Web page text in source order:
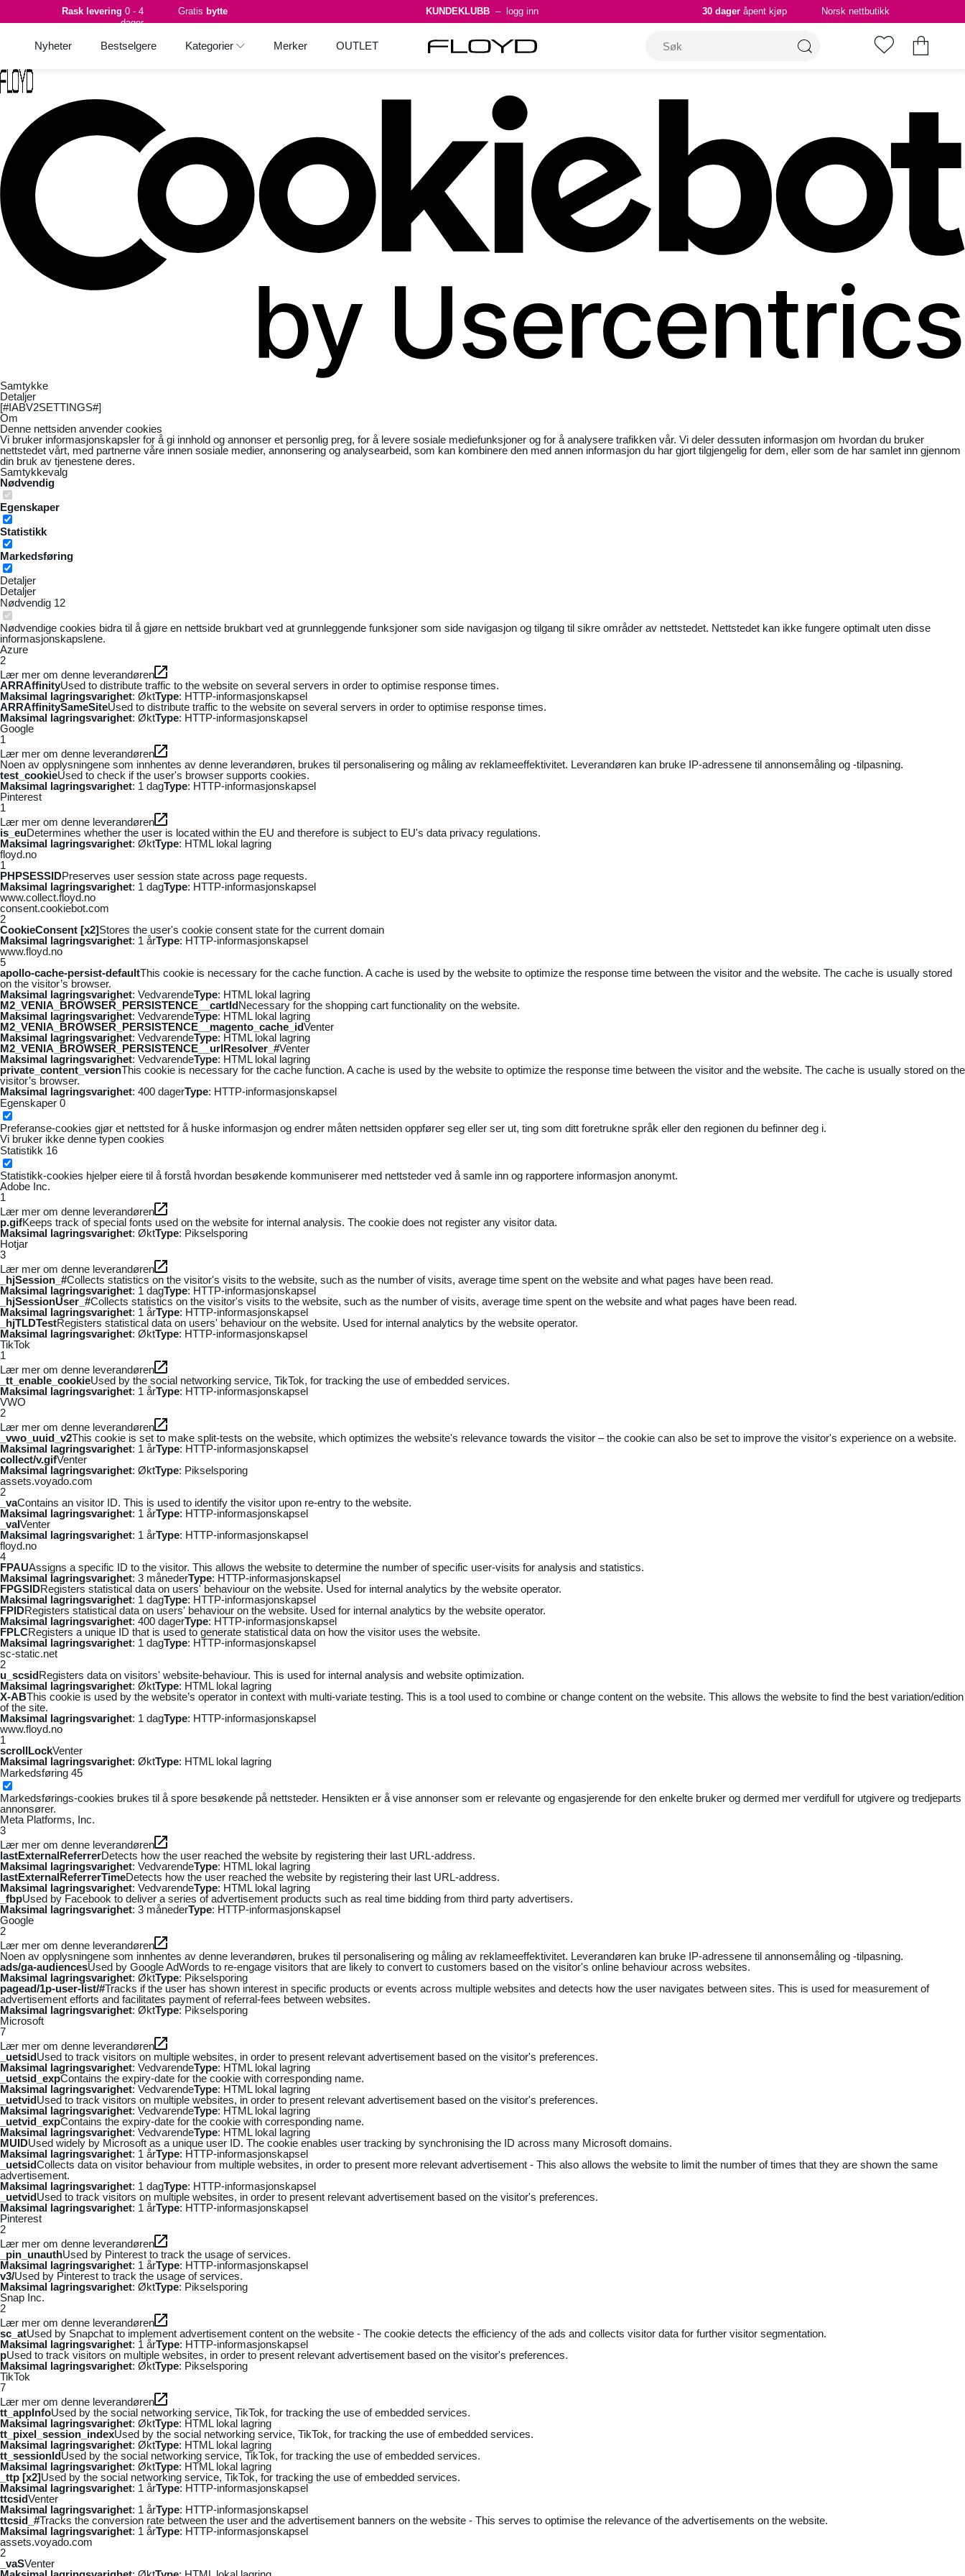
Samtykke
Detaljer
[#IABV2SETTINGS#]
Om
Denne nettsiden anvender cookies
Vi bruker informasjonskapsler for å gi innhold og annonser et personlig preg, for å levere sosiale mediefunksjoner og for å analysere trafikken vår. Vi deler dessuten informasjon om hvordan du bruker
nettstedet vårt, med partnerne våre innen sosiale medier, annonsering og analysearbeid, som kan kombinere den med annen informasjon du har gjort tilgjengelig for dem, eller som de har samlet inn gjennom
din bruk av tjenestene deres.
Samtykkevalg
Nødvendig
Egenskaper
Statistikk
Markedsføring
Detaljer
Detaljer
Nødvendig 12
Nødvendige cookies bidra til å gjøre en nettside brukbart ved at grunnleggende funksjoner som side navigasjon og tilgang til sikre områder av nettstedet. Nettstedet kan ikke fungere optimalt uten disse
informasjonskapslene.
Azure
2
Lær mer om denne leverandøren
ARRAffinityUsed to distribute traffic to the website on several servers in order to optimise response times.
Maksimal lagringsvarighet: ØktType: HTTP-informasjonskapsel
ARRAffinitySameSiteUsed to distribute traffic to the website on several servers in order to optimise response times.
Maksimal lagringsvarighet: ØktType: HTTP-informasjonskapsel
Google
1
Lær mer om denne leverandøren
Noen av opplysningene som innhentes av denne leverandøren, brukes til personalisering og måling av reklameeffektivitet. Leverandøren kan bruke IP-adressene til annonsemåling og -tilpasning.
test_cookieUsed to check if the user's browser supports cookies.
Maksimal lagringsvarighet: 1 dagType: HTTP-informasjonskapsel
Pinterest
1
Lær mer om denne leverandøren
is_euDetermines whether the user is located within the EU and therefore is subject to EU's data privacy regulations.
Maksimal lagringsvarighet: ØktType: HTML lokal lagring
floyd.no
1
PHPSESSIDPreserves user session state across page requests.
Maksimal lagringsvarighet: 1 dagType: HTTP-informasjonskapsel
www.collect.floyd.no
consent.cookiebot.com
2
CookieConsent [x2]Stores the user's cookie consent state for the current domain
Maksimal lagringsvarighet: 1 årType: HTTP-informasjonskapsel
www.floyd.no
5
apollo-cache-persist-defaultThis cookie is necessary for the cache function. A cache is used by the website to optimize the response time between the visitor and the website. The cache is usually stored
on the visitor’s browser.
Maksimal lagringsvarighet: VedvarendeType: HTML lokal lagring
M2_VENIA_BROWSER_PERSISTENCE__cartIdNecessary for the shopping cart functionality on the website.
Maksimal lagringsvarighet: VedvarendeType: HTML lokal lagring
M2_VENIA_BROWSER_PERSISTENCE__magento_cache_idVenter
Maksimal lagringsvarighet: VedvarendeType: HTML lokal lagring
M2_VENIA_BROWSER_PERSISTENCE__urlResolver_#Venter
Maksimal lagringsvarighet: VedvarendeType: HTML lokal lagring
private_content_versionThis cookie is necessary for the cache function. A cache is used by the website to optimize the response time between the visitor and the website. The cache is usually stored on the
visitor’s browser.
Maksimal lagringsvarighet: 400 dagerType: HTTP-informasjonskapsel
Egenskaper 0
Preferanse-cookies gjør et nettsted for å huske informasjon og endrer måten nettsiden oppfører seg eller ser ut, ting som ditt foretrukne språk eller den regionen du befinner deg i.
Vi bruker ikke denne typen cookies
Statistikk 16
Statistikk-cookies hjelper eiere til å forstå hvordan besøkende kommuniserer med nettsteder ved å samle inn og rapportere informasjon anonymt.
Adobe Inc.
1
Lær mer om denne leverandøren
p.gifKeeps track of special fonts used on the website for internal analysis. The cookie does not register any visitor data.
Maksimal lagringsvarighet: ØktType: Pikselsporing
Hotjar
3
Lær mer om denne leverandøren
_hjSession_#Collects statistics on the visitor's visits to the website, such as the number of visits, average time spent on the website and what pages have been read.
Maksimal lagringsvarighet: 1 dagType: HTTP-informasjonskapsel
_hjSessionUser_#Collects statistics on the visitor's visits to the website, such as the number of visits, average time spent on the website and what pages have been read.
Maksimal lagringsvarighet: 1 årType: HTTP-informasjonskapsel
_hjTLDTestRegisters statistical data on users' behaviour on the website. Used for internal analytics by the website operator.
Maksimal lagringsvarighet: ØktType: HTTP-informasjonskapsel
TikTok
1
Lær mer om denne leverandøren
_tt_enable_cookieUsed by the social networking service, TikTok, for tracking the use of embedded services.
Maksimal lagringsvarighet: 1 årType: HTTP-informasjonskapsel
VWO
2
Lær mer om denne leverandøren
_vwo_uuid_v2This cookie is set to make split-tests on the website, which optimizes the website's relevance towards the visitor – the cookie can also be set to improve the visitor's experience on a website.
Maksimal lagringsvarighet: 1 årType: HTTP-informasjonskapsel
collect/v.gifVenter
Maksimal lagringsvarighet: ØktType: Pikselsporing
assets.voyado.com
2
_vaContains an visitor ID. This is used to identify the visitor upon re-entry to the website.
Maksimal lagringsvarighet: 1 årType: HTTP-informasjonskapsel
_vaIVenter
Maksimal lagringsvarighet: 1 årType: HTTP-informasjonskapsel
floyd.no
4
FPAUAssigns a specific ID to the visitor. This allows the website to determine the number of specific user-visits for analysis and statistics.
Maksimal lagringsvarighet: 3 månederType: HTTP-informasjonskapsel
FPGSIDRegisters statistical data on users' behaviour on the website. Used for internal analytics by the website operator.
Maksimal lagringsvarighet: 1 dagType: HTTP-informasjonskapsel
FPIDRegisters statistical data on users' behaviour on the website. Used for internal analytics by the website operator.
Maksimal lagringsvarighet: 400 dagerType: HTTP-informasjonskapsel
FPLCRegisters a unique ID that is used to generate statistical data on how the visitor uses the website.
Maksimal lagringsvarighet: 1 dagType: HTTP-informasjonskapsel
sc-static.net
2
u_scsidRegisters data on visitors' website-behaviour. This is used for internal analysis and website optimization.
Maksimal lagringsvarighet: ØktType: HTML lokal lagring
X-ABThis cookie is used by the website’s operator in context with multi-variate testing. This is a tool used to combine or change content on the website. This allows the website to find the best variation/edition
of the site.
Maksimal lagringsvarighet: 1 dagType: HTTP-informasjonskapsel
www.floyd.no
1
scrollLockVenter
Maksimal lagringsvarighet: ØktType: HTML lokal lagring
Markedsføring 45
Markedsførings-cookies brukes til å spore besøkende på nettsteder. Hensikten er å vise annonser som er relevante og engasjerende for den enkelte bruker og dermed mer verdifull for utgivere og tredjeparts
annonsører.
Meta Platforms, Inc.
3
Lær mer om denne leverandøren
lastExternalReferrerDetects how the user reached the website by registering their last URL-address.
Maksimal lagringsvarighet: VedvarendeType: HTML lokal lagring
lastExternalReferrerTimeDetects how the user reached the website by registering their last URL-address.
Maksimal lagringsvarighet: VedvarendeType: HTML lokal lagring
_fbpUsed by Facebook to deliver a series of advertisement products such as real time bidding from third party advertisers.
Maksimal lagringsvarighet: 3 månederType: HTTP-informasjonskapsel
Google
2
Lær mer om denne leverandøren
Noen av opplysningene som innhentes av denne leverandøren, brukes til personalisering og måling av reklameeffektivitet. Leverandøren kan bruke IP-adressene til annonsemåling og -tilpasning.
ads/ga-audiencesUsed by Google AdWords to re-engage visitors that are likely to convert to customers based on the visitor's online behaviour across websites.
Maksimal lagringsvarighet: ØktType: Pikselsporing
pagead/1p-user-list/#Tracks if the user has shown interest in specific products or events across multiple websites and detects how the user navigates between sites. This is used for measurement of
advertisement efforts and facilitates payment of referral-fees between websites.
Maksimal lagringsvarighet: ØktType: Pikselsporing
Microsoft
7
Lær mer om denne leverandøren
_uetsidUsed to track visitors on multiple websites, in order to present relevant advertisement based on the visitor's preferences.
Maksimal lagringsvarighet: VedvarendeType: HTML lokal lagring
_uetsid_expContains the expiry-date for the cookie with corresponding name.
Maksimal lagringsvarighet: VedvarendeType: HTML lokal lagring
_uetvidUsed to track visitors on multiple websites, in order to present relevant advertisement based on the visitor's preferences.
Maksimal lagringsvarighet: VedvarendeType: HTML lokal lagring
_uetvid_expContains the expiry-date for the cookie with corresponding name.
Maksimal lagringsvarighet: VedvarendeType: HTML lokal lagring
MUIDUsed widely by Microsoft as a unique user ID. The cookie enables user tracking by synchronising the ID across many Microsoft domains.
Maksimal lagringsvarighet: 1 årType: HTTP-informasjonskapsel
_uetsidCollects data on visitor behaviour from multiple websites, in order to present more relevant advertisement - This also allows the website to limit the number of times that they are shown the same
advertisement.
Maksimal lagringsvarighet: 1 dagType: HTTP-informasjonskapsel
_uetvidUsed to track visitors on multiple websites, in order to present relevant advertisement based on the visitor's preferences.
Maksimal lagringsvarighet: 1 årType: HTTP-informasjonskapsel
Pinterest
2
Lær mer om denne leverandøren
_pin_unauthUsed by Pinterest to track the usage of services.
Maksimal lagringsvarighet: 1 årType: HTTP-informasjonskapsel
v3/Used by Pinterest to track the usage of services.
Maksimal lagringsvarighet: ØktType: Pikselsporing
Snap Inc.
2
Lær mer om denne leverandøren
sc_atUsed by Snapchat to implement advertisement content on the website - The cookie detects the efficiency of the ads and collects visitor data for further visitor segmentation.
Maksimal lagringsvarighet: 1 årType: HTTP-informasjonskapsel
pUsed to track visitors on multiple websites, in order to present relevant advertisement based on the visitor's preferences.
Maksimal lagringsvarighet: ØktType: Pikselsporing
TikTok
7
Lær mer om denne leverandøren
tt_appInfoUsed by the social networking service, TikTok, for tracking the use of embedded services.
Maksimal lagringsvarighet: ØktType: HTML lokal lagring
tt_pixel_session_indexUsed by the social networking service, TikTok, for tracking the use of embedded services.
Maksimal lagringsvarighet: ØktType: HTML lokal lagring
tt_sessionIdUsed by the social networking service, TikTok, for tracking the use of embedded services.
Maksimal lagringsvarighet: ØktType: HTML lokal lagring
_ttp [x2]Used by the social networking service, TikTok, for tracking the use of embedded services.
Maksimal lagringsvarighet: 1 årType: HTTP-informasjonskapsel
ttcsidVenter
Maksimal lagringsvarighet: 1 årType: HTTP-informasjonskapsel
ttcsid_#Tracks the conversion rate between the user and the advertisement banners on the website - This serves to optimise the relevance of the advertisements on the website.
Maksimal lagringsvarighet: 1 årType: HTTP-informasjonskapsel
assets.voyado.com
2
_vaSVenter
Rask levering 0 - 4
dager
Gratis bytte KUNDEKLUBB – logg inn 30 dager åpent kjøp Norsk nettbutikk
Nyheter Bestselgere Kategorier Merker OUTLET